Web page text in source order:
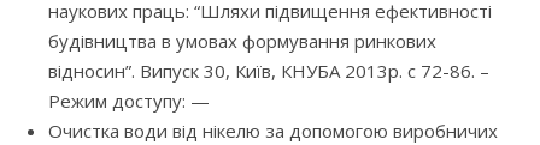
наукових праць: “Шляхи підвищення ефективності
будівництва в умовах формування ринкових
відносин”. Випуск 30, Київ, КНУБА 2013р. с 72-86. –
Режим доступу: —
Очистка води від нікелю за допомогою виробничих